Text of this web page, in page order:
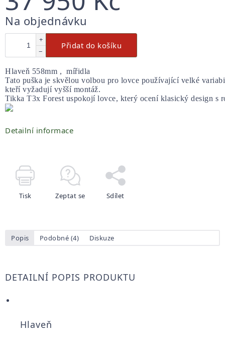
Měrná
Na objednávku
+
−
Přidat do košíku
Hlaveň 558mm ,  mířidla
Tato puška je skvělou volbou pro lovce používající velké
kteří vyžadují vyšší montáž.
Tikka T3x Forest uspokojí lovce, který ocení klasický design s
Detailní informace
Tisk Zeptat se Sdílet
Popis Podobné (4) Diskuze
DETAILNÍ POPIS PRODUKTU
Hlaveň